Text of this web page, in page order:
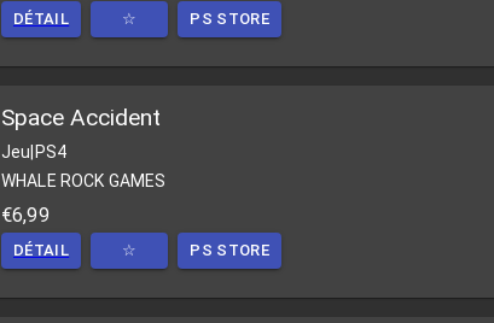
DÉTAIL ☆ PS STORE
Space Accident
Jeu|PS4
WHALE ROCK GAMES
€6,99
DÉTAIL ☆ PS STORE